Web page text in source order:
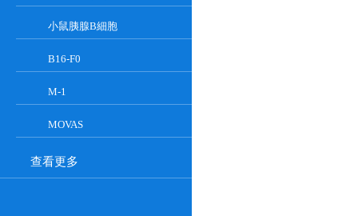
小鼠胰腺Β細胞
B16-F0
M-1
MOVAS
查看更多